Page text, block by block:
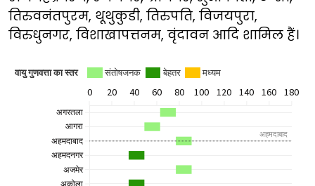
तिरुवनंतपुरम, थूथुकुडी, तिरुपति, विजयपुरा,
विरुधुनगर, विशाखापत्तनम, वृंदावन आदि शामिल हैं।